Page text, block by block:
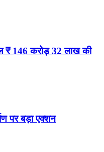
₹ 146 करोड़ 32 लाख की
पर बड़ा एक्शन